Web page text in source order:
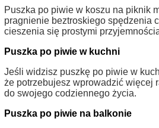
Puszka po piwie w koszu na piknik
pragnienie beztroskiego spędzenia
cieszenia się prostymi
Puszka po piwie w kuchni
Jeśli widzisz puszkę po piwie w
że potrzebujesz wprowadzić więcej
do swojego codziennego życia.
Puszka po piwie na balkonie